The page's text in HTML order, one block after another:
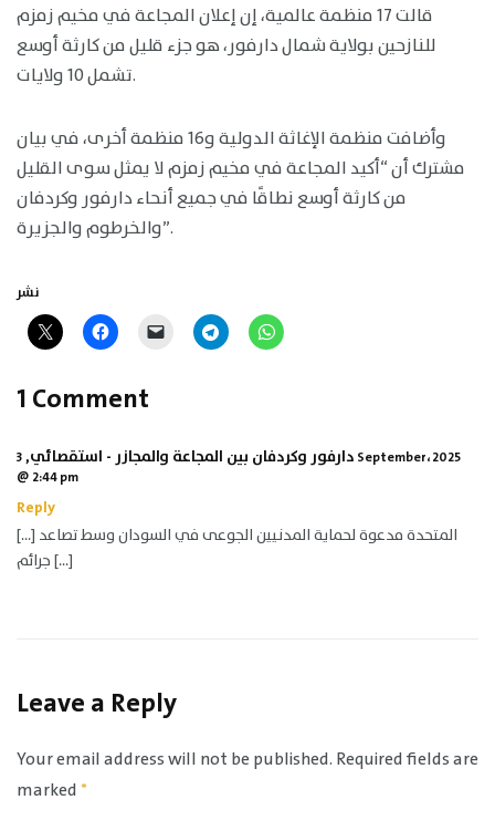
قالت 17 منظمة عالمية، إن إعلان المجاعة في مخيم زمزم
للنازحين بولاية شمال دارفور، هو جزء قليل من كارثة أوسع
تشمل 10 ولايات.
وأضافت منظمة الإغاثة الدولية و16 منظمة أخرى، في بيان
مشترك أن “أكيد المجاعة في مخيم زمزم لا يمثل سوى القليل
من كارثة أوسع نطاقًا في جميع أنحاء دارفور وكردفان
والخرطوم والجزيرة”.
نشر
1 Comment
دارفور وكردفان بين المجاعة والمجازر - استقصائي,3 September، 2025
@ 2:44 pm
Reply
[…] المتحدة مدعوة لحماية المدنيين الجوعى في السودان وسط تصاعد
جرائم […]
Leave a Reply
Your email address will not be published. Required fields are
marked*